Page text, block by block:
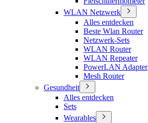
WLAN Netzwerk
Alles entdecken
Beste Wlan Router
Netzwerk-Sets
WLAN Router
WLAN Repeater
PowerLAN Adapter
Mesh Router
Gesundheit
Alles entdecken
Sets
Wearables